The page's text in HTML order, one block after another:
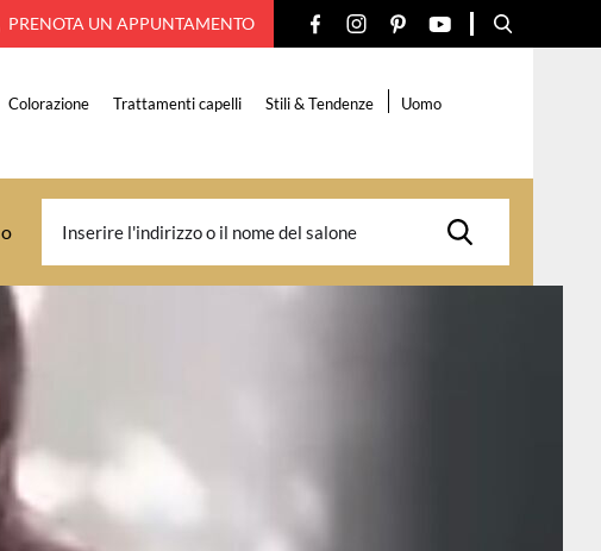
PRENOTA UN APPUNTAMENTO
Colorazione Trattamenti capelli Stili & Tendenze Uomo
o